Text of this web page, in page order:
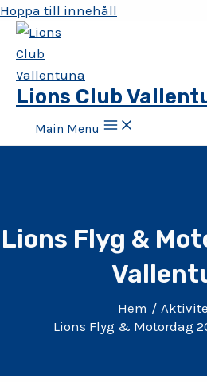
Hoppa till innehåll
Lions Club
Main Menu
Lions Flyg &
Hem
Lions Flyg & Motordag